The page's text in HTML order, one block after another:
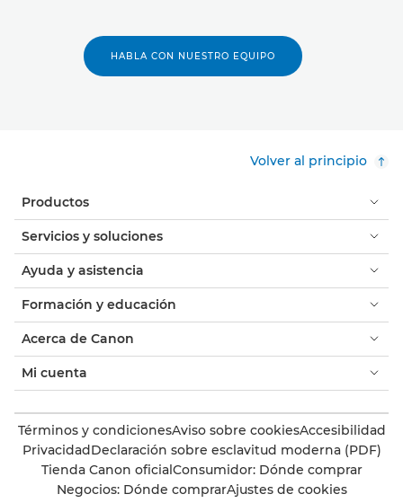
HABLA CON NUESTRO EQUIPO
Volver al principio
Productos
Servicios y soluciones
Ayuda y asistencia
Formación y educación
Acerca de Canon
Mi cuenta
Términos y condicionesAviso sobre cookiesAccesibilidad
PrivacidadDeclaración sobre esclavitud moderna (PDF)
Tienda Canon oficialConsumidor: Dónde comprar
Negocios: Dónde comprarAjustes de cookies